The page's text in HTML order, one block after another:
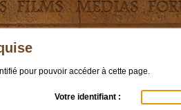
pour pouvoir accéder à cette page.
Votre identifiant :